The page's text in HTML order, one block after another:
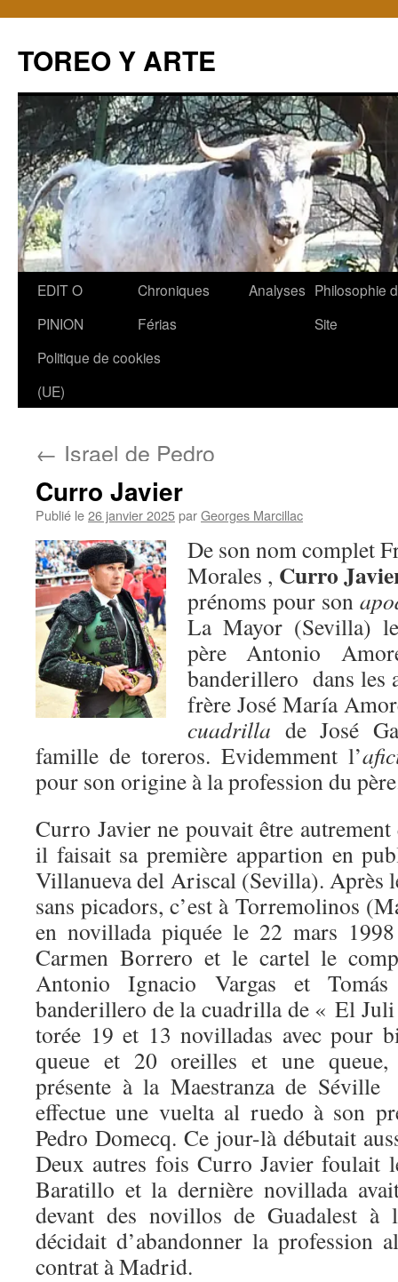
TOREO Y ARTE
Aller
contenu
EDIT O
PINION
Chroniques
Férias
Analyses Philosophie
Site
Politique de cookies
(UE)
← Israel de Pedro
Curro Javier
Publié le26 janvier 2025parGeorges Marcillac
De son nom complet
Morales , Curro
prénoms pour son
La Mayor (Sevilla)
père Antonio
banderillero dans les
frère José María
cuadrilla de José
famille de toreros. Evidemment l’
pour son origine à la profession du
Curro Javier ne pouvait être
il faisait sa première appartion en
Villanueva del Ariscal (Sevilla). Après
sans picadors, c’est à Torremolinos
en novillada piquée le 22 mars
Carmen Borrero et le cartel le
Antonio Ignacio Vargas et Tomás
banderillero de la cuadrilla de « El
torée 19 et 13 novilladas avec pour
queue et 20 oreilles et une queue,
présente à la Maestranza de
effectue une vuelta al ruedo à son
Pedro Domecq. Ce jour-là débutait
Deux autres fois Curro Javier foulait
Baratillo et la dernière novillada
devant des novillos de Guadalest
décidait d’abandonner la profession
contrat à Madrid.